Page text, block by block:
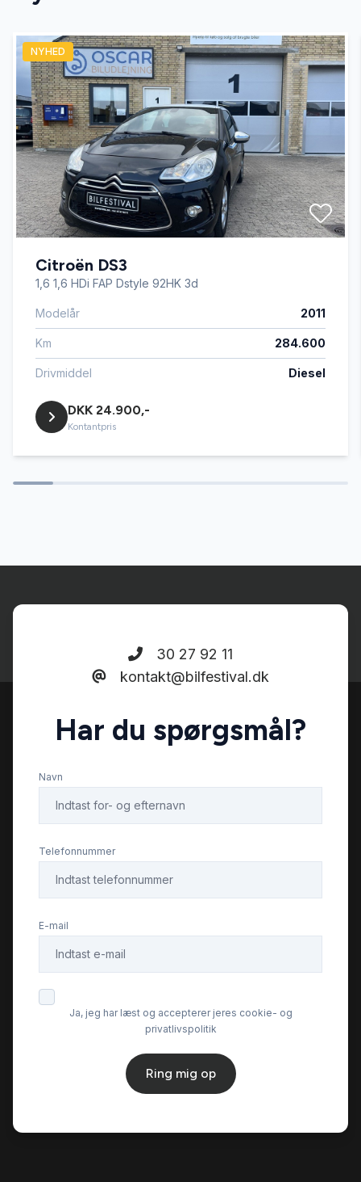
fjernbetjent centrallås
højdejusterbart førersæde
ISOFIX
kørecomputer
læderrat
navigation
service ok
servostyring
NYHED
Citroën DS3
1,6 1,6 HDi FAP Dstyle 92HK 3d
Modelår 2011
Km 284.600
Drivmiddel Diesel
DKK 24.900,-
Kontantpris
30 27 92 11
kontakt@bilfestival.dk
Har du spørgsmål?
Navn
Telefonnummer
E-mail
Ja, jeg har læst og accepterer jeres cookie- og
privatlivspolitik
Ring mig op